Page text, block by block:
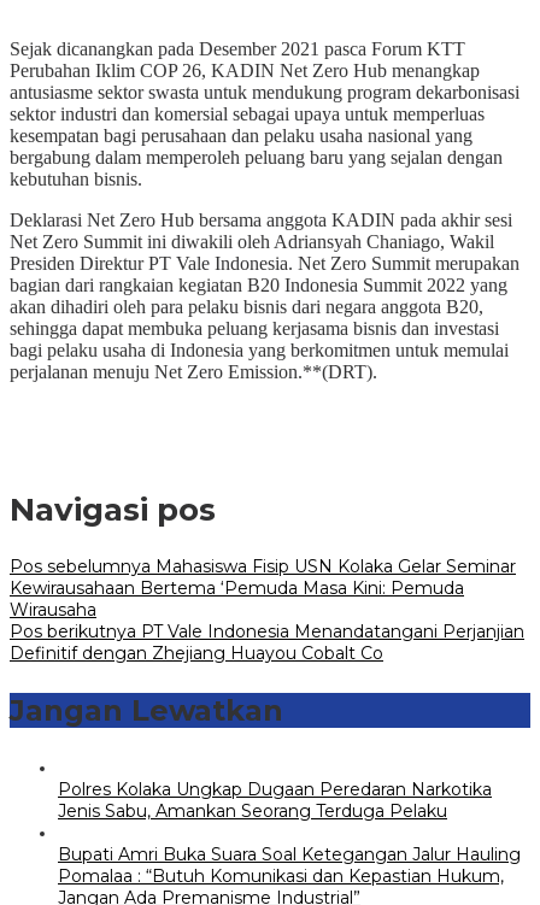
Sejak dicanangkan pada Desember 2021 pasca Forum KTT
Perubahan Iklim COP 26, KADIN Net Zero Hub menangkap
antusiasme sektor swasta untuk mendukung program dekarbonisasi
sektor industri dan komersial sebagai upaya untuk memperluas
kesempatan bagi perusahaan dan pelaku usaha nasional yang
bergabung dalam memperoleh peluang baru yang sejalan dengan
kebutuhan bisnis.
Deklarasi Net Zero Hub bersama anggota KADIN pada akhir sesi
Net Zero Summit ini diwakili oleh Adriansyah Chaniago, Wakil
Presiden Direktur PT Vale Indonesia. Net Zero Summit merupakan
bagian dari rangkaian kegiatan B20 Indonesia Summit 2022 yang
akan dihadiri oleh para pelaku bisnis dari negara anggota B20,
sehingga dapat membuka peluang kerjasama bisnis dan investasi
bagi pelaku usaha di Indonesia yang berkomitmen untuk memulai
perjalanan menuju Net Zero Emission.**(DRT).
Navigasi pos
Pos sebelumnya Mahasiswa Fisip USN Kolaka Gelar Seminar
Kewirausahaan Bertema ‘Pemuda Masa Kini: Pemuda
Wirausaha
Pos berikutnya PT Vale Indonesia Menandatangani Perjanjian
Definitif dengan Zhejiang Huayou Cobalt Co
Jangan Lewatkan
Polres Kolaka Ungkap Dugaan Peredaran Narkotika
Jenis Sabu, Amankan Seorang Terduga Pelaku
Bupati Amri Buka Suara Soal Ketegangan Jalur Hauling
Pomalaa : “Butuh Komunikasi dan Kepastian Hukum,
Jangan Ada Premanisme Industrial”